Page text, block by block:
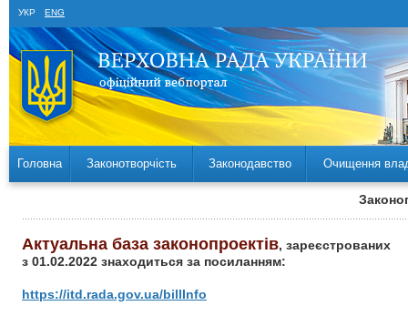
УКР ENG
Головна Законотворчість Законодавство Очищення
Актуальна база законопроектів, зареєстрованих
з 01.02.2022 знаходиться за посиланням:
https://itd.rada.gov.ua/billInfo